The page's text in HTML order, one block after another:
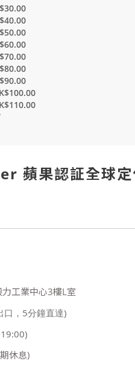
蘋果認証全球定
工業中心3樓L室
口，5分鐘直達)
休息)